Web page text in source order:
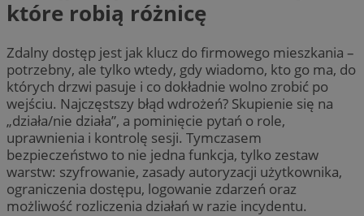
które robią różnicę
Zdalny dostęp jest jak klucz do firmowego mieszkania –
potrzebny, ale tylko wtedy, gdy wiadomo, kto go ma, do
których drzwi pasuje i co dokładnie wolno zrobić po
wejściu. Najczęstszy błąd wdrożeń? Skupienie się na
„działa/nie działa”, a pominięcie pytań o role,
uprawnienia i kontrolę sesji. Tymczasem
bezpieczeństwo to nie jedna funkcja, tylko zestaw
warstw: szyfrowanie, zasady autoryzacji użytkownika,
ograniczenia dostępu, logowanie zdarzeń oraz
możliwość rozliczenia działań w razie incydentu.